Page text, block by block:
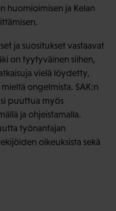
huomioimisen ja Kelan
ja suositukset vastaavat
on tyytyväinen siihen,
vielä löydetty,
ongelmista. SAK:n
puuttua myös
ja ohjeistamalla.
työnantajan
oikeuksista sekä